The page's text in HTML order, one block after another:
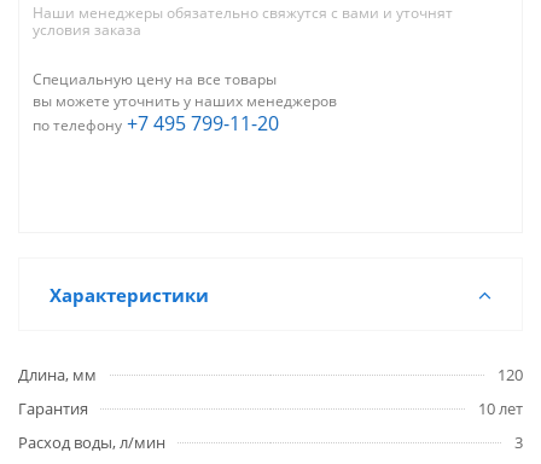
Наши менеджеры обязательно свяжутся с вами и уточнят
условия заказа
Специальную цену на все товары
вы можете уточнить у наших менеджеров
по телефону +7 495 799-11-20
Характеристики
Длина, мм
120
Гарантия
10 лет
Расход воды, л/мин
3